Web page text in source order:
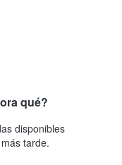
qué?
disponibles
tarde.